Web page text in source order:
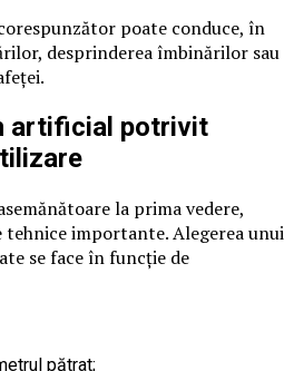
poate conduce, în
desprinderea îmbinărilor sau
artificial potrivit
la prima vedere,
importante. Alegerea unui
se face în funcție de
pătrat;